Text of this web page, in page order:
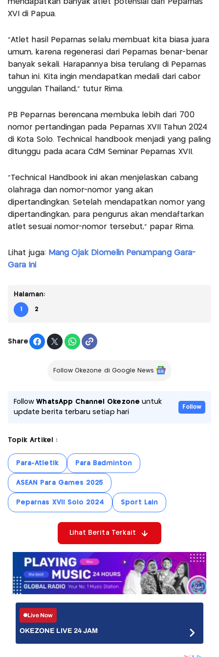
mendapatkan banyak atlet potensial dari Peparnas
XVI di Papua.
"Atlet hasil Peparnas selalu membuat kita biasa juara
umum, karena regenerasi dari Peparnas benar-benar
banyak sekali. Harapannya bisa terulang di Peparnas
tahun ini. Kita ingin mendapatkan medali dari cabor
unggulan Thailand," tutur Rima.
PB Peparnas berencana membuka lebih dari 700
nomor pertandingan pada Peparnas XVII Tahun 2024
di Kota Solo. Technical handbook menjadi yang paling
ditunggu pada acara CdM Seminar Peparnas XVII.
"Technical Handbook ini akan menjelaskan cabang
olahraga dan nomor-nomor yang akan
dipertandingkan. Setelah mendapatkan nomor yang
dipertandingkan, para pengurus akan mendaftarkan
atlet sesuai nomor-nomor tersebut," papar Rima.
Lihat juga: Mang Ojak Diomelin Penumpang Gara-
Gara Ini
Halaman:
1 2
Share
Follow Okezone di Google News
FollowWhatsApp Channel Okezone untuk
update berita terbaru setiap hari
Follow
Topik Artikel :
Para-Atletik Para Badminton
ASEAN Para Games 2025
Peparnas XVII Solo 2024 Sport Lain
Lihat Berita Terkait
Live Now
OKEZONE LIVE 24 JAM